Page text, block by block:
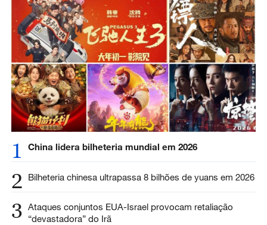
1 China lidera bilheteria mundial em 2026
2 Bilheteria chinesa ultrapassa 8 bilhões de yuans em 2026
3 Ataques conjuntos EUA-Israel provocam retaliação
“devastadora” do Irã